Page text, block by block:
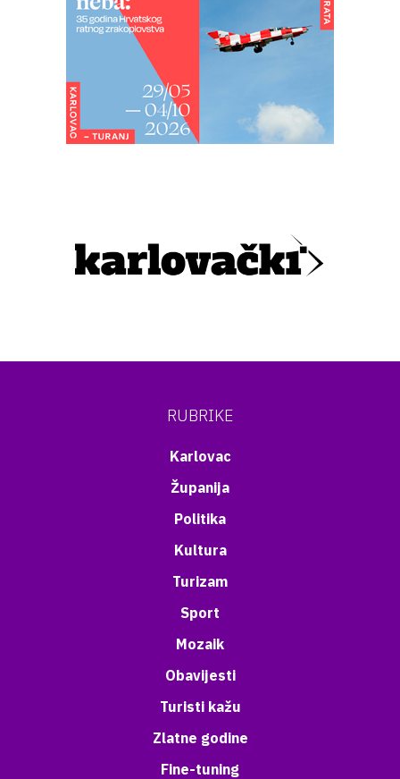
RUBRIKE
Karlovac
Županija
Politika
Kultura
Turizam
Sport
Mozaik
Obavijesti
Turisti kažu
Zlatne godine
Fine-tuning